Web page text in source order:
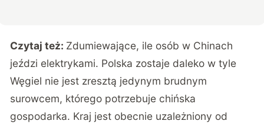
Czytaj też: Zdumiewające, ile osób w Chinach
jeździ elektrykami. Polska zostaje daleko w tyle
Węgiel nie jest zresztą jedynym brudnym
surowcem, którego potrzebuje chińska
gospodarka. Kraj jest obecnie uzależniony od